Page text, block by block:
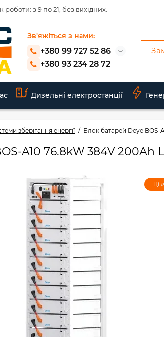
роботи: з 9 по 21, без вихідних.
Зв'яжіться з нами:
+380 99 727 52 86
+380 93 234 28 72
Дизельні електростанції
зберігання енергії Блок батарей Deye BOS-
A10 76.8kW 384V 200Ah